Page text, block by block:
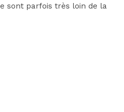
sont parfois très loin de la